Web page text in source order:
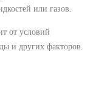
или газов.
от условий
и других факторов.